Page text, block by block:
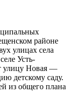
районе
улицах села
Усть-
улицу Новая —
детскому саду.
из общего плана